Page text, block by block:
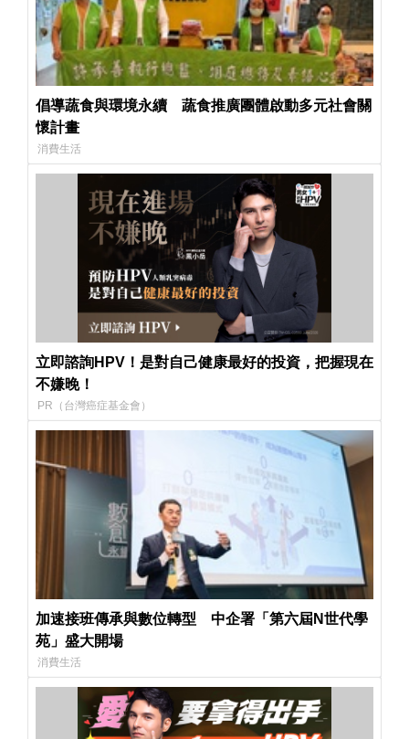
倡導蔬食與環境永續 蔬食推廣團體啟動多元社會關
懷計畫
消費生活
立即諮詢HPV！是對自己健康最好的投資，把握現在
不嫌晚！
PR（台灣癌症基金會）
加速接班傳承與數位轉型 中企署「第六屆N世代學
苑」盛大開場
消費生活